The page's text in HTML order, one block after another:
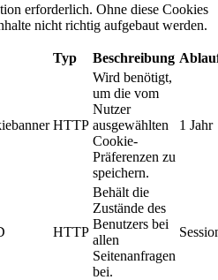
erforderlich. Ohne diese Cookies
nicht richtig aufgebaut werden.
Typ Beschreibung
HTTP
Wird benötigt,
um die vom
Nutzer
ausgewählten
Cookie-
Präferenzen zu
speichern.
1 Jahr
HTTP
Behält die
Zustände des
Benutzers bei
allen
Seitenanfragen
bei.